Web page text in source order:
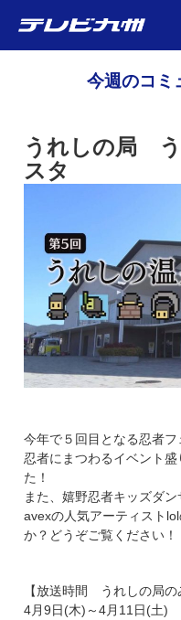
今週のコミ
うれしの局 う
スタ
今年で５回目となる忍者フ
忍者にまつわるイベント
た！
また、嬉野忍者キッズダ
avexの人気アーティスト
か？どうぞご覧ください！
【放送時間 うれしの局の
4月9日(木)～4月11日(土)